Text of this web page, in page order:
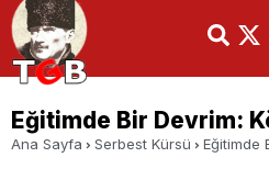
Eğitimde Bir Devrim:
Ana Sayfa Serbest Kürsü Eğitimde